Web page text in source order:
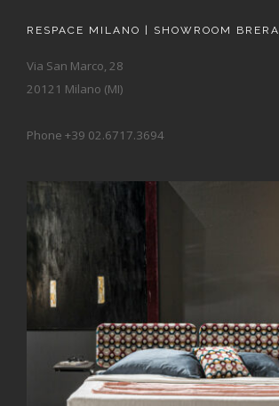
RESPACE MILANO | SHOWROOM BRERA
Via San Marco, 28
20121 Milano (MI)
Phone +39 02.6717.3694